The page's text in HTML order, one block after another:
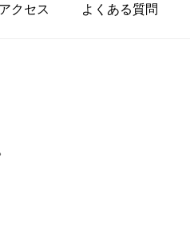
アクセス よくある質問